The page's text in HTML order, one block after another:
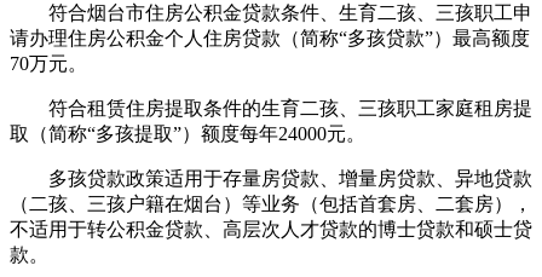
符合烟台市住房公积金贷款条件、生育二孩、三孩职工申
请办理住房公积金个人住房贷款（简称“多孩贷款”）最高额度
70万元。
符合租赁住房提取条件的生育二孩、三孩职工家庭租房提
取（简称“多孩提取”）额度每年24000元。
多孩贷款政策适用于存量房贷款、增量房贷款、异地贷款
（二孩、三孩户籍在烟台）等业务（包括首套房、二套房），
不适用于转公积金贷款、高层次人才贷款的博士贷款和硕士贷
款。